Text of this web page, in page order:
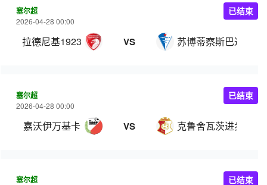
塞尔超
2026-04-28 00:00
拉德尼基1923 VS 苏博蒂察斯巴达克
已结束
塞尔超
2026-04-28 00:00
嘉沃伊万基卡 VS 克鲁舍瓦茨进步
已结束
塞尔超 已结束